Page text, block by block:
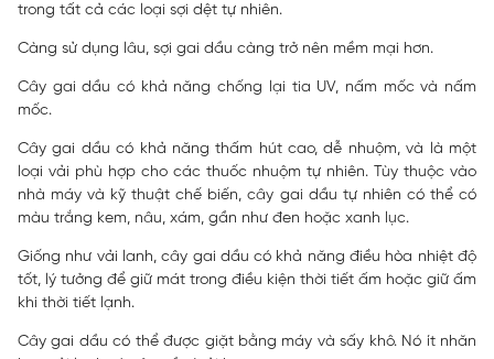
trong tất cả các loại sợi dệt tự nhiên.
Càng sử dụng lâu, sợi gai dầu càng trở nên mềm mại hơn.
Cây gai dầu có khả năng chống lại tia UV, nấm mốc và nấm
mốc.
Cây gai dầu có khả năng thấm hút cao, dễ nhuộm, và là một
loại vải phù hợp cho các thuốc nhuộm tự nhiên. Tùy thuộc vào
nhà máy và kỹ thuật chế biến, cây gai dầu tự nhiên có thể có
màu trắng kem, nâu, xám, gần như đen hoặc xanh lục.
Giống như vải lanh, cây gai dầu có khả năng điều hòa nhiệt độ
tốt, lý tưởng để giữ mát trong điều kiện thời tiết ấm hoặc giữ ấm
khi thời tiết lạnh.
Cây gai dầu có thể được giặt bằng máy và sấy khô. Nó ít nhăn